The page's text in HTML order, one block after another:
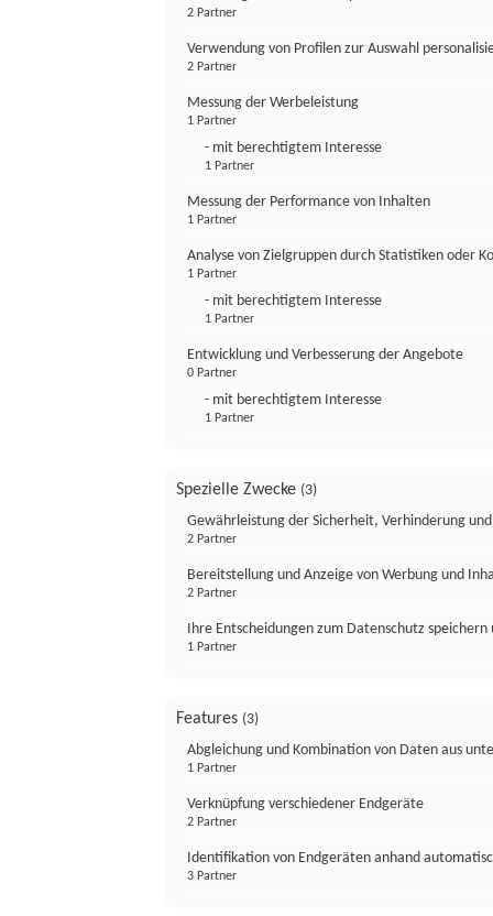
2 Partner
Verwendung von Profilen zur Auswahl
2 Partner
Messung der Werbeleistung
1 Partner
- mit berechtigtem Interesse
1 Partner
Messung der Performance von Inhalten
1 Partner
Analyse von Zielgruppen durch Statistiken oder
1 Partner
- mit berechtigtem Interesse
1 Partner
Entwicklung und Verbesserung der Angebote
0 Partner
- mit berechtigtem Interesse
1 Partner
Spezielle Zwecke (3)
Gewährleistung der Sicherheit, Verhinderung
2 Partner
Bereitstellung und Anzeige von Werbung und
2 Partner
Ihre Entscheidungen zum Datenschutz
1 Partner
Features (3)
Abgleichung und Kombination von Daten aus
1 Partner
Verknüpfung verschiedener Endgeräte
2 Partner
Identifikation von Endgeräten anhand
3 Partner